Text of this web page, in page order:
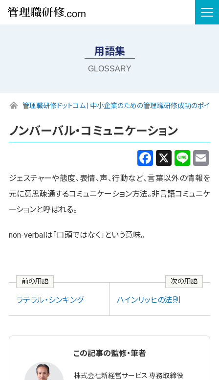
用語集
GLOSSARY
管理職研修ドットコム | 中小企業のための管理職研修成功のポイン
ノンバーバル・コミュニケーション
Facebook
X Line
ジェスチャーや態度、表情、声、行動など、言葉以外の情報を
元に意思疎通するコミュニケーション方法。非言語コミュニケ
ーションと呼ばれる。
non-verbalは「口頭ではなく」という意味。
前の用語
ラテラル・シンキング
次の用語
ハインリッヒの法則
この記事の監修・筆者
株式会社新経営サービス 専務取締役